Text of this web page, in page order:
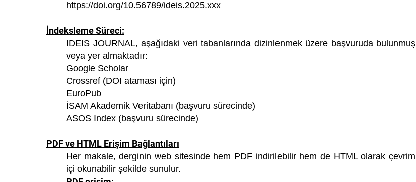
https://doi.org/10.56789/ideis.2025.xxx
İndeksleme Süreci:
IDEIS JOURNAL, aşağıdaki veri tabanlarında dizinlenmek üzere başvuruda bulunmuş
veya yer almaktadır:
Google Scholar
Crossref (DOI ataması için)
EuroPub
İSAM Akademik Veritabanı (başvuru sürecinde)
ASOS Index (başvuru sürecinde)
PDF ve HTML Erişim Bağlantıları
Her makale, derginin web sitesinde hem PDF indirilebilir hem de HTML olarak çevrim
içi okunabilir şekilde sunulur.